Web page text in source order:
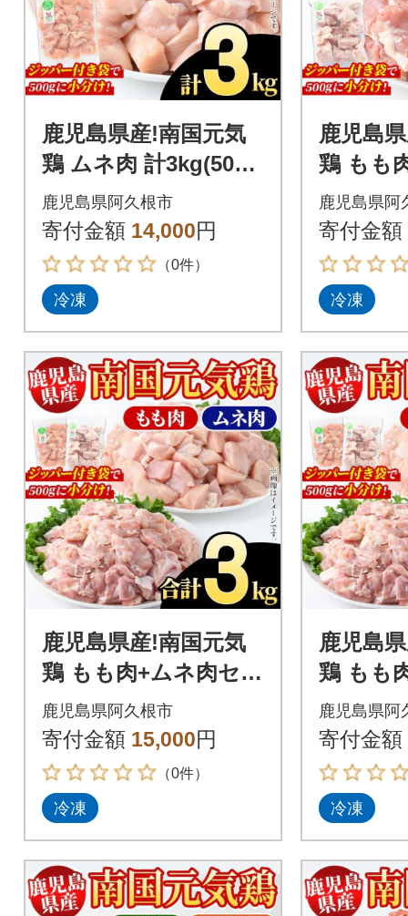
鹿児島県産!南国元気
鶏 ムネ肉 計3kg(500g
×6P)【さるがく水
産】akn028-07
鹿児島県阿久根市
寄付金額 14,000円
（0件）
冷凍
鹿児島
鶏 もも
g×5P)
産】
鹿児島県阿
寄付金額
冷凍
鹿児島県産!南国元気
鶏 もも肉+ムネ肉セッ
ト 計3kg【さるがく
水産】akn028-10
鹿児島県阿久根市
寄付金額 15,000円
（0件）
冷凍
鹿児島
鶏 もも
ト 計
水産】
鹿児島県阿
寄付金額
冷凍